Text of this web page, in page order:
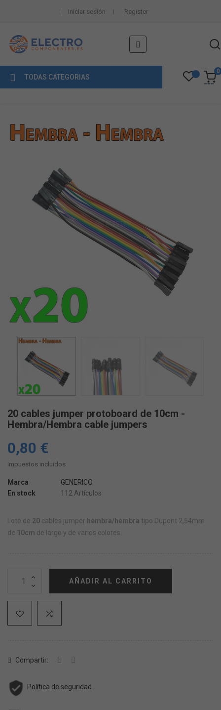
Iniciar sesión Register
Navegación
de
palanca
☰
TODAS CATEGORIAS
0
20 cables jumper protoboard de 10cm -
Hembra/Hembra cable jumpers
0,80 €
Impuestos incluidos
Marca
GENERICO
En stock
112 Artículos
Lote de 20 cables jumper hembra/hembra tipo Dupont 2,54mm
de 10cm de largo y de varios colores.
AÑADIR AL CARRITO
Compartir:
Política de seguridad